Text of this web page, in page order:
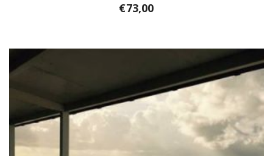
€73,00